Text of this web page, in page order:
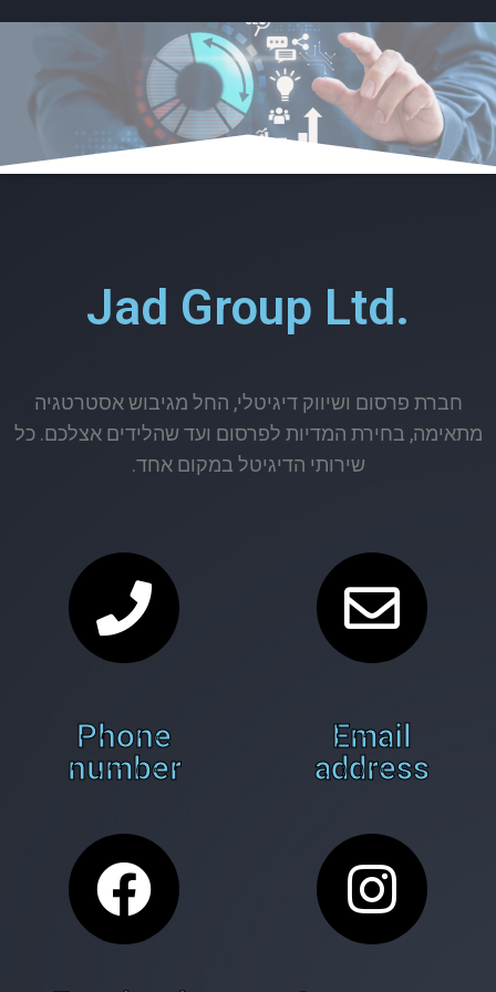
Jad Group Ltd.
חברת פרסום ושיווק דיגיטלי, החל מגיבוש אסטרטגיה
מתאימה, בחירת המדיות לפרסום ועד שהלידים אצלכם. כל
שירותי הדיגיטל במקום אחד.
Phone
number
Email
address